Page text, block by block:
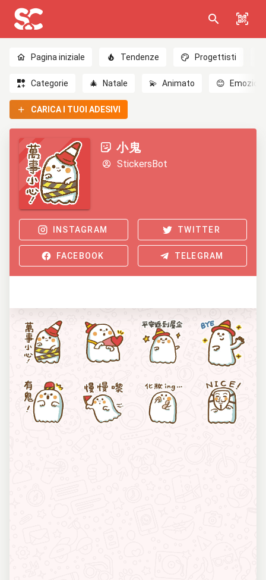
Pagina iniziale Tendenze Progettisti
Categorie 🎄 Natale 💫 Animato 😊 Emozioni
CARICA I TUOI ADESIVI
小鬼
StickersBot
INSTAGRAM TWITTER
FACEBOOK TELEGRAM